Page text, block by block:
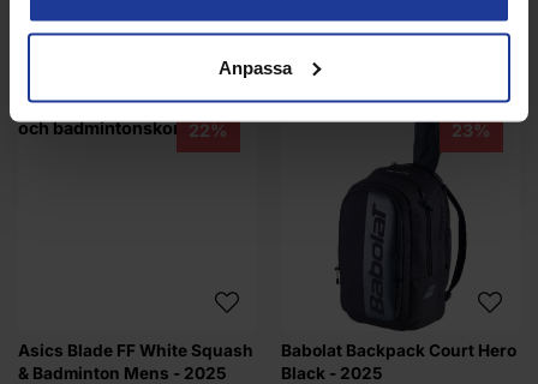
Anpassa
22%
Asics Blade FF White Squash
& Badminton Mens - 2025
23%
Babolat Backpack Court Hero
Black - 2025